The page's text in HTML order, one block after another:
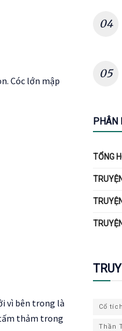
Cóc lớn mập
vì bên trong là
thảm trong
PHÂN
TỔNG
Cổ
Thần